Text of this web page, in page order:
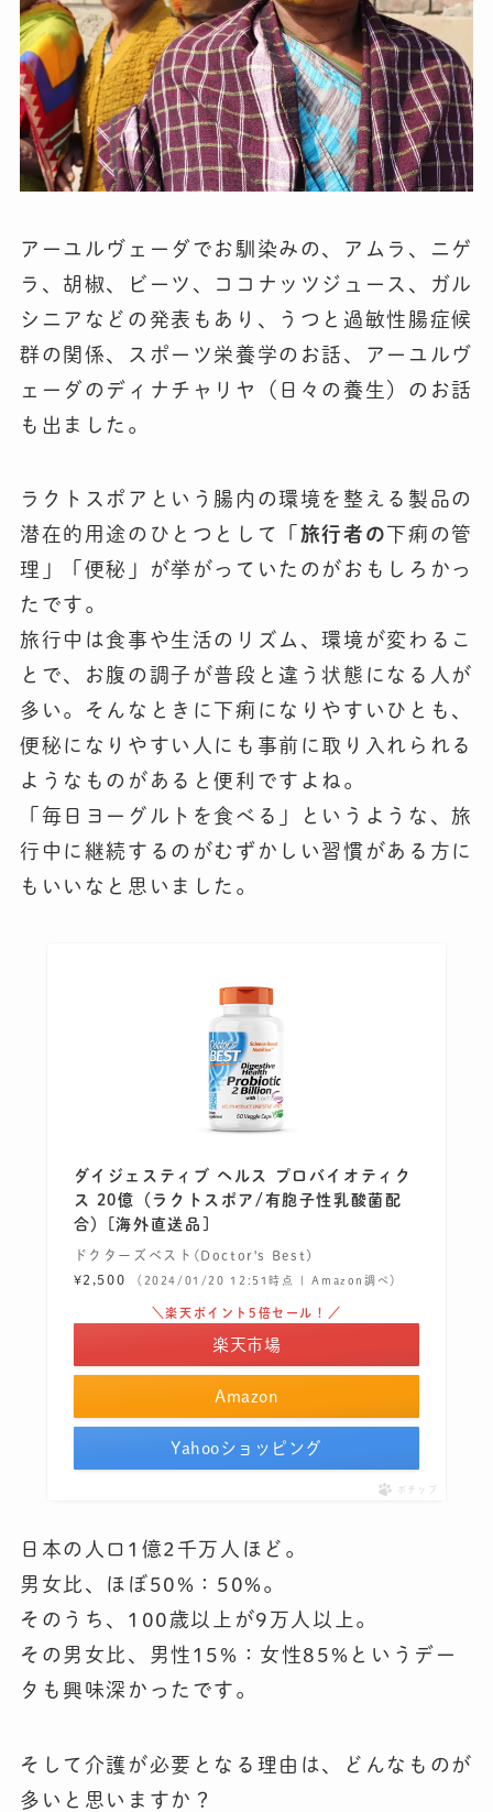
アーユルヴェーダでお馴染みの、アムラ、ニゲ
ラ、胡椒、ビーツ、ココナッツジュース、ガル
シニアなどの発表もあり、うつと過敏性腸症候
群の関係、スポーツ栄養学のお話、アーユルヴ
ェーダのディナチャリヤ（日々の養生）のお話
も出ました。
ラクトスポアという腸内の環境を整える製品の
潜在的用途のひとつとして「 旅行者の
下痢の管
理」「便秘」が挙がっていたのがおもしろかっ
たです。
旅行中は食事や生活のリズム、環境が変わるこ
とで、お腹の調子が普段と違う状態になる人が
多い。そんなときに下痢になりやすいひとも、
便秘になりやすい人にも事前に取り入れられる
ようなものがあると便利ですよね。
「毎日ヨーグルトを食べる」というような、旅
行中に継続するのがむずかしい習慣がある方に
もいいなと思いました。
ダイジェスティブ ヘルス プロバイオティク
ス 20億（ラクトスポア/有胞子性乳酸菌配
合）[海外直送品]
ドクターズベスト(Doctor's Best)
¥2,500
（2024/01/20 12:51時点 | Amazon調べ）
Amazon
＼楽天ポイント5倍セール！／
楽天市場
Yahooショッピング
ポチップ
日本の人口1億2千万人ほど。
男女比、ほぼ50%：50%。
そのうち、100歳以上が9万人以上。
その男女比、男性15%：女性85%というデー
タも興味深かったです。
そして介護が必要となる理由は、どんなものが
多いと思いますか？